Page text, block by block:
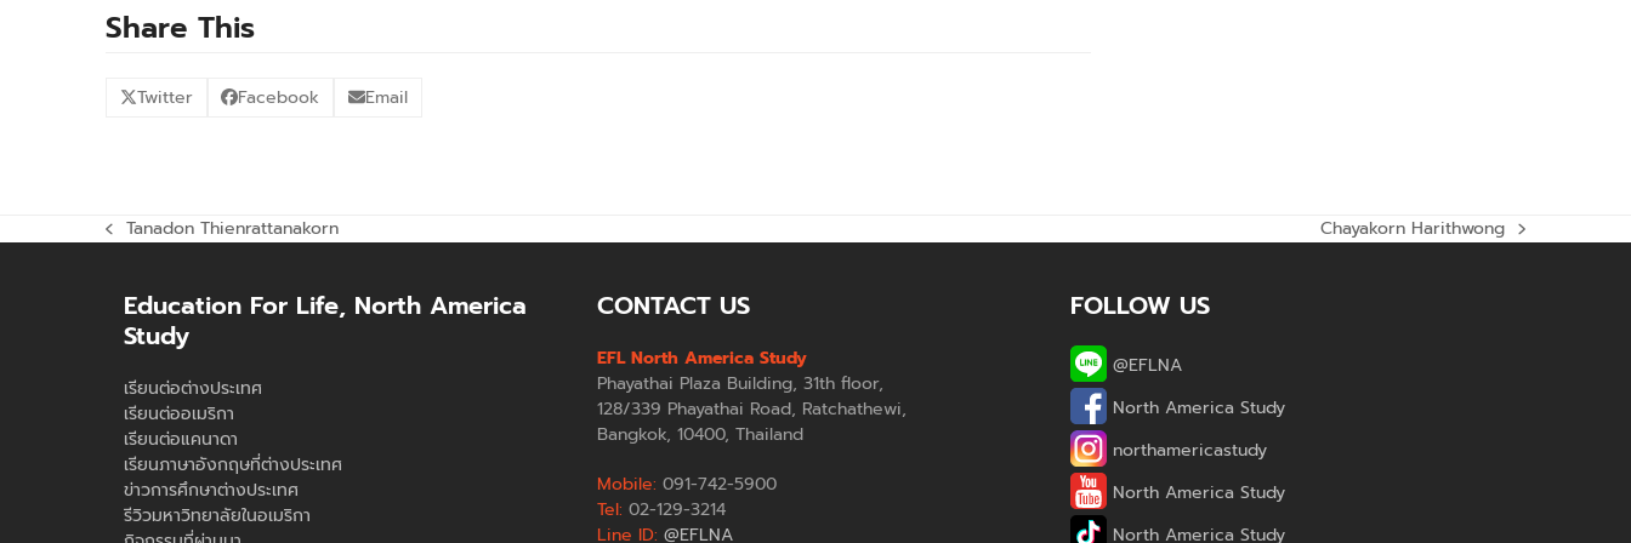
Share This
Twitter Facebook Email
previous
Tanadon Thienrattanakorn
next
Chayakorn Harithwong
Education For Life, North America
Study
เรียนต่อต่างประเทศ
เรียนต่ออเมริกา
เรียนต่อแคนาดา
เรียนภาษาอังกฤษที่ต่างประเทศ
ข่าวการศึกษาต่างประเทศ
รีวิวมหาวิทยาลัยในอเมริกา
CONTACT US
EFL North America Study
Phayathai Plaza Building, 31th floor,
128/339 Phayathai Road, Ratchathewi,
Bangkok, 10400, Thailand
Mobile: 091-742-5900
Tel: 02-129-3214
Line ID: @EFLNA
FOLLOW US
@EFLNA
North America Study
northamericastudy
North America Study
North America Study